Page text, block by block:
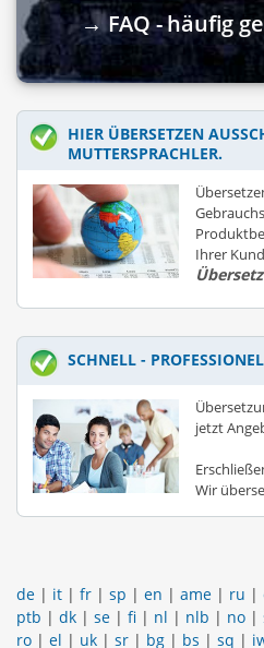
→ FAQ - häufig
HIER ÜBERSETZEN
UTTERSPRACHLER.
Ihrer
SCHNELL -
jetzt
Wir
de | it | fr | sp | en | ame | ru |
ptb | dk | se | fi | nl | nlb | no |
ro | el | uk | sr | bg | bs | sq |